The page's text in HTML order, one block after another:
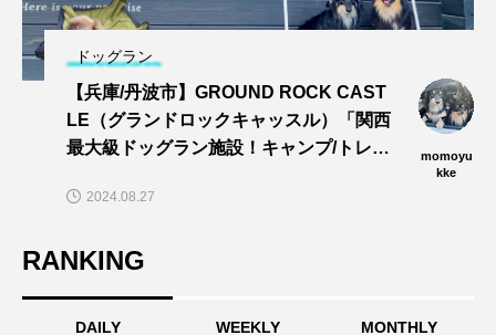
ドッグラン
【兵庫/丹波市】GROUND ROCK CAST
LE（グランドロックキャッスル）「関西
最大級ドッグラン施設！キャンプ/トレイ
う〜🎵」
momoyu
kke
2024.08.27
RANKING
DAILY WEEKLY MONTHLY